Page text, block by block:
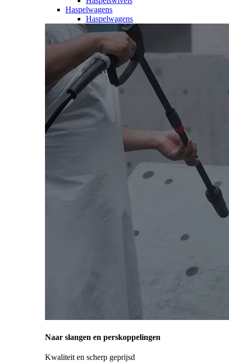
Haspelwagens
Haspelwagens
Naar slangen en perskoppelingen
Kwaliteit en scherp geprijsd